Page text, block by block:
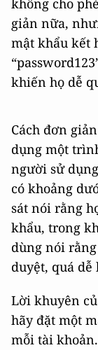
không cho
giản nữa,
mật khẩu kết
khiến họ dễ
Cách đơn
dụng một
người sử
có khoảng
sát nói rằng
khẩu, trong
dùng nói
duyệt, quá dễ
Lời khuyên
hãy đặt một
mỗi tài